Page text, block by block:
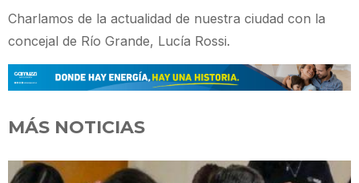
Charlamos de la actualidad de nuestra ciudad con la
concejal de Río Grande, Lucía Rossi.
MÁS NOTICIAS